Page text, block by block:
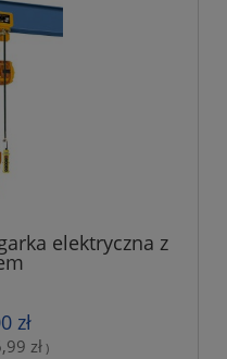
elektryczna z
zł
zł)